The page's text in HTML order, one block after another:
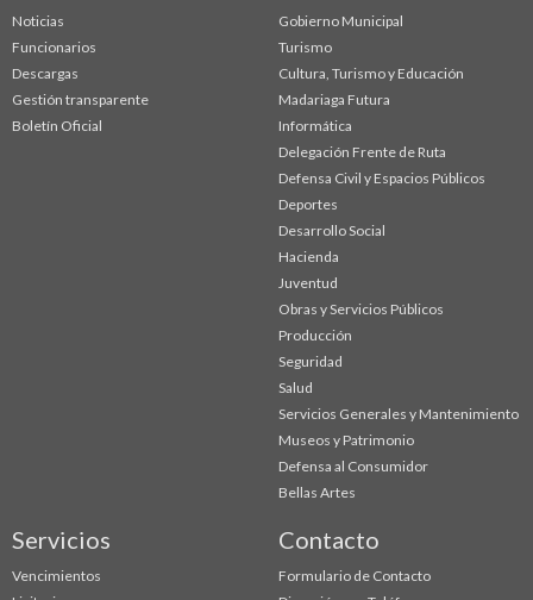
Noticias
Funcionarios
Descargas
Gestión transparente
Boletín Oficial
Gobierno Municipal
Turismo
Cultura, Turismo y Educación
Madariaga Futura
Informática
Delegación Frente de Ruta
Defensa Civil y Espacios Públicos
Deportes
Desarrollo Social
Hacienda
Juventud
Obras y Servicios Públicos
Producción
Seguridad
Salud
Servicios Generales y Mantenimiento
Museos y Patrimonio
Defensa al Consumidor
Bellas Artes
Servicios
Vencimientos
Contacto
Formulario de Contacto